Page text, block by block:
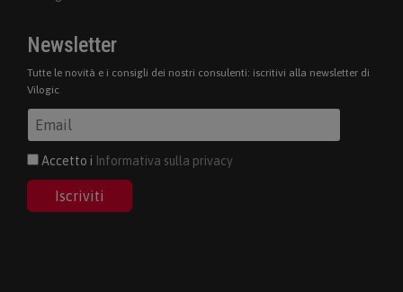
Newsletter
Tutte le novità e i consigli dei nostri consulenti: iscritivi alla newsletter di
Vilogic
Accetto i Informativa sulla privacy
Iscriviti